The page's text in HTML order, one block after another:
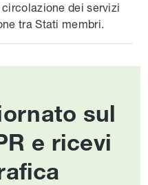
dei servizi
tra Stati membri.
sul
e ricevi